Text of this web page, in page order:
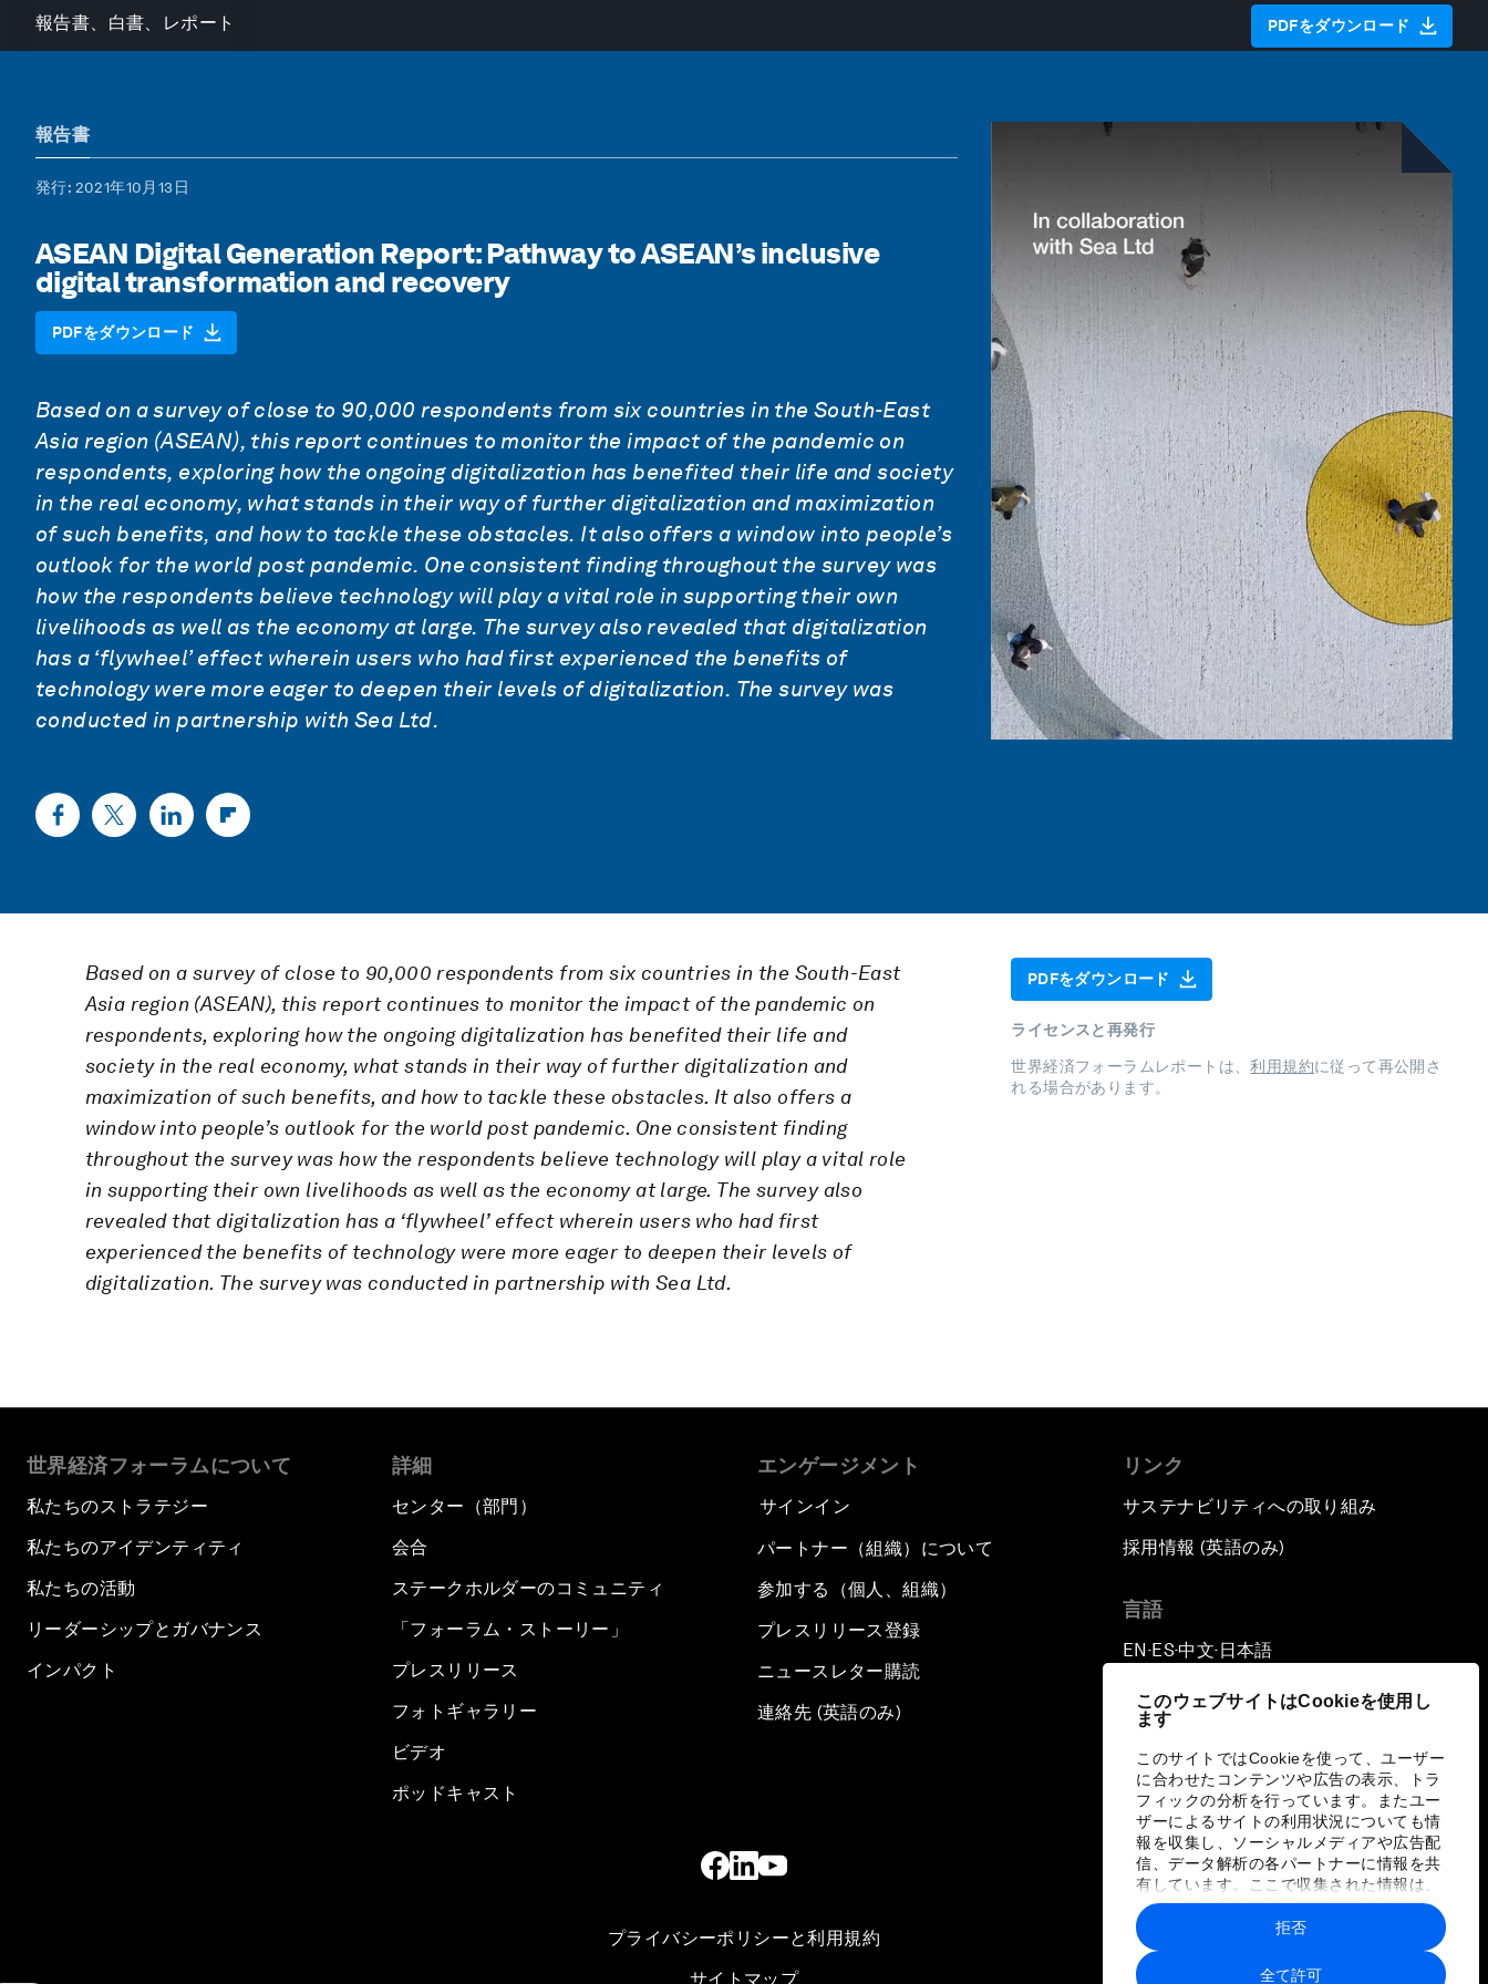
このウェブサイトはCookieを使用し
ます
このサイトではCookieを使って、ユーザー
に合わせたコンテンツや広告の表示、トラ
フィックの分析を行っています。またユー
ザーによるサイトの利用状況についても情
報を収集し、ソーシャルメディアや広告配
信、データ解析の各パートナーに情報を共
有しています。ここで収集された情報は、
ユーザーが各パートナーに提供した他の情
報や各パートナーのサービスを使用した際
に収集された情報と組み合わされ、各パー
トナーによって使用されることがありま
全て許可
拒否
報告書、白書、レポート PDFをダウンロード
報告書
発行: 2021年10月13日
ASEAN Digital Generation Report: Pathway to ASEAN’s inclusive
digital transformation and recovery
PDFをダウンロード
Based on a survey ofclose to 90,000 respondents from six countries in the South-East
Asia region (ASEAN), this reportcontinues to monitor the impact of the pandemic on
respondents, exploring how the ongoing digitalization has benefited their life and society
in the real economy, what stands in their way of further digitalization and maximization
of such benefits, and how to tackle these obstacles. It also offers a window into people’s
outlook for the world post pandemic. One consistent finding throughout the survey was
how the respondents believe technology will play a vital role in supporting their own
livelihoods as well as the economy at large. The survey also revealed that digitalization
has a ‘flywheel’ effect wherein users who had first experienced the benefits of
technology were more eager to deepen their levels of digitalization. The survey was
conducted in partnership with Sea Ltd.
Based on a survey ofclose to 90,000 respondents from six countries in the South-East
Asia region (ASEAN), this reportcontinues to monitor the impact of the pandemic on
respondents, exploring how the ongoing digitalization has benefited their life and
society in the real economy, what stands in their way of further digitalization and
maximization of such benefits, and how to tackle these obstacles. It also offers a
window into people’s outlook for the world post pandemic. One consistent finding
throughout the survey was how the respondents believe technology will play a vital role
in supporting their own livelihoods as well as the economy at large. The survey also
revealed that digitalization has a ‘flywheel’ effect wherein users who had first
experienced the benefits of technology were more eager to deepen their levels of
digitalization. The survey was conducted in partnership with Sea Ltd.
PDFをダウンロード
ライセンスと再発行
世界経済フォーラムレポートは、利用規約に従って再公開さ
れる場合があります。
世界経済フォーラムについて
私たちのストラテジー
私たちのアイデンティティ
私たちの活動
リーダーシップとガバナンス
インパクト
詳細
センター（部門）
会合
ステークホルダーのコミュニティ
「フォーラム・ストーリー」
プレスリリース
フォトギャラリー
ビデオ
ポッドキャスト
エンゲージメント
サインイン
パートナー（組織）について
参加する（個人、組織）
プレスリリース登録
ニュースレター購読
連絡先 (英語のみ)
リンク
サステナビリティへの取り組み
採用情報 (英語のみ)
言語
EN ▪ES▪中文▪ 日本語
プライバシーポリシーと利用規約
サイトマップ